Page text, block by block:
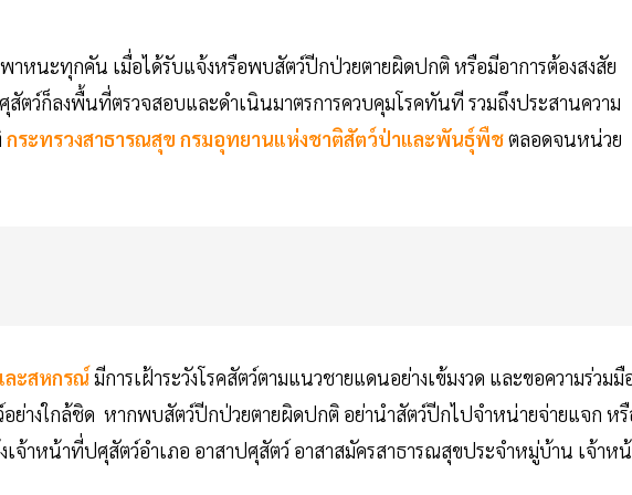
าหนะทุกคัน เมื่อได้รับแจ้งหรือพบสัตว์ปีกป่วยตายผิดปกติ หรือมีอาการต้องสงสัย
ตว์ก็ลงพื้นที่ตรวจสอบและดำเนินมาตรการควบคุมโรคทันที รวมถึงประสานความ
กระทรวงสาธารณสุข กรมอุทยานแห่งชาติสัตว์ป่าและพันธุ์พืชตลอดจนหน่วย
ละสหกรณ์ มีการเฝ้าระวังโรคสัตว์ตามแนวชายแดนอย่างเข้มงวด และขอความร่วมมื
อย่างใกล้ชิด หากพบสัตว์ปีกป่วยตายผิดปกติ อย่านำสัตว์ปีกไปจำหน่ายจ่ายแจก ห
จ้าหน้าที่ปศุสัตว์อำเภอ อาสาปศุสัตว์ อาสาสมัครสาธารณสุขประจำหมู่บ้าน เจ้าห